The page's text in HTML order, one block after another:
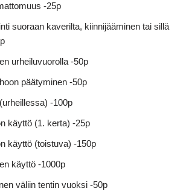
-25p
suoraan kaverilta, kiinnijääminen tai sillä
urheiluvuorolla -50p
päätyminen -50p
-100p
käyttö (1. kerta) -25p
käyttö (toistuva) -150p
käyttö -1000p
väliin tentin vuoksi -50p